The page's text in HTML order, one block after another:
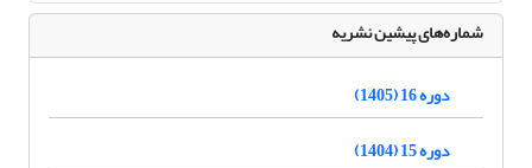
شماره‌های پیشین نشریه
دوره 16 (1405)
دوره 15 (1404)